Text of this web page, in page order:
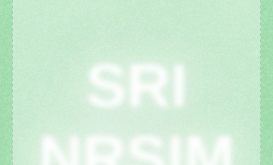
SRI